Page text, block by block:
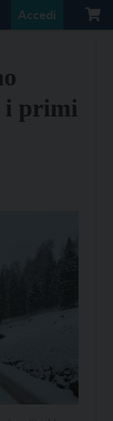
Accedi
i primi